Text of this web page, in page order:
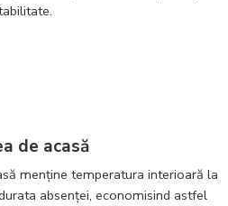
de acasă
menține temperatura interioară la
absenţei, economisind astfel